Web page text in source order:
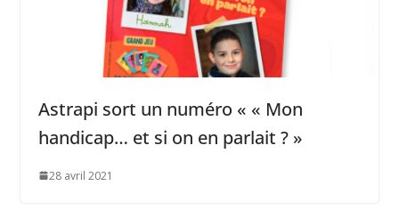
Astrapi sort un numéro « « Mon
handicap… et si on en parlait ? »
28 avril 2021